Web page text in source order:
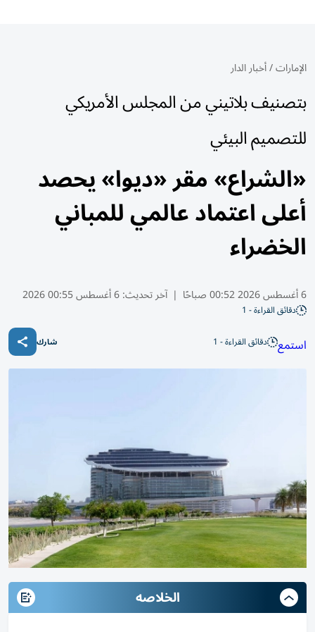
الإمارات/أخبار الدار
بتصنيف بلاتيني من المجلس الأمريكي
للتصميم البيئي
«الشراع» مقر «ديوا» يحصد
أعلى اعتماد عالمي للمباني
الخضراء
6 أغسطس 2026 00:52 صباحًا | آخر تحديث:6 أغسطس 00:55 2026
دقائق القراءة - 1
استمع دقائق القراءة - 1 شارك
الخلاصه